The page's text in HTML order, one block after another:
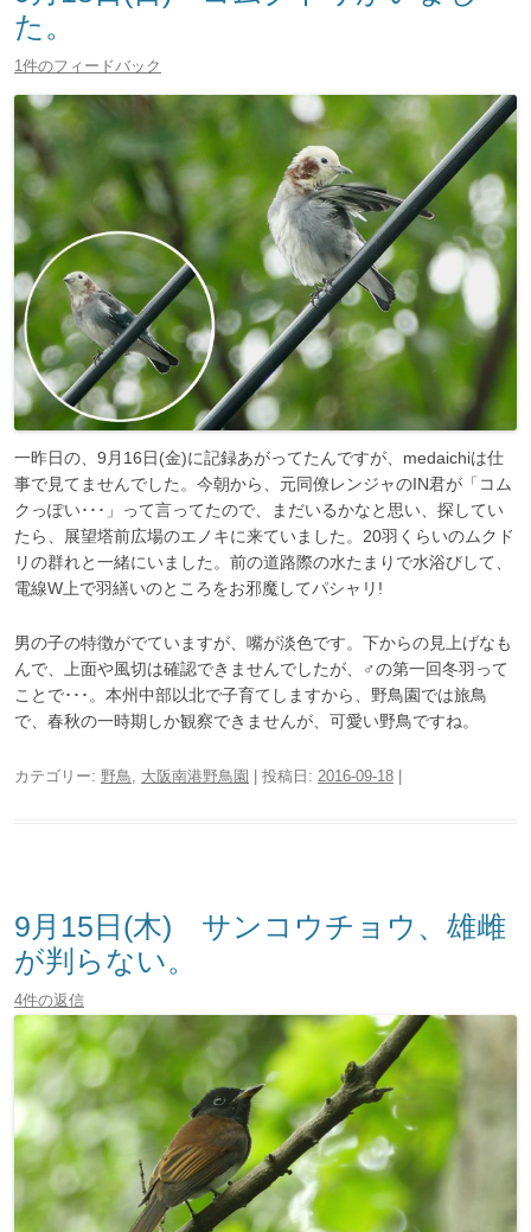
た。
1件のフィードバック
一昨日の、9月16日(金)に記録あがってたんですが、medaichiは仕
事で見てませんでした。今朝から、元同僚レンジャのIN君が「コム
クっぽい･･･」って言ってたので、まだいるかなと思い、探してい
たら、展望塔前広場のエノキに来ていました。20羽くらいのムクド
リの群れと一緒にいました。前の道路際の水たまりで水浴びして、
電線W上で羽繕いのところをお邪魔してパシャリ!
男の子の特徴がでていますが、嘴が淡色です。下からの見上げなも
んで、上面や風切は確認できませんでしたが、♂の第一回冬羽って
ことで･･･。本州中部以北で子育てしますから、野鳥園では旅鳥
で、春秋の一時期しか観察できませんが、可愛い野鳥ですね。
カテゴリー: 野鳥 大阪南港野鳥園 | 投稿日: 2016-09-18
9月15日(木) サンコウチョウ、雄雌
が判らない。
4件の返信